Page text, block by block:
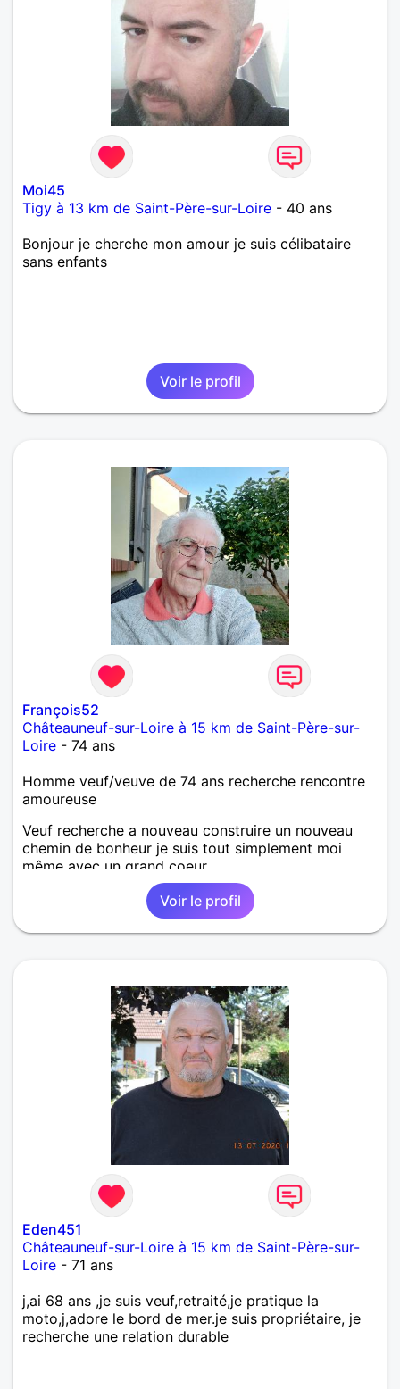
Moi45
Tigy à 13 km de Saint-Père-sur-Loire - 40 ans
Bonjour je cherche mon amour je suis célibataire
sans enfants
Voir le profil
François52
Châteauneuf-sur-Loire à 15 km de Saint-Père-sur-
Loire - 74 ans
Homme veuf/veuve de 74 ans recherche rencontre
amoureuse
Veuf recherche a nouveau construire un nouveau
chemin de bonheur je suis tout simplement moi
même avec un grand coeur
Voir le profil
Eden451
Châteauneuf-sur-Loire à 15 km de Saint-Père-sur-
Loire - 71 ans
j,ai 68 ans ,je suis veuf,retraité,je pratique la
moto,j,adore le bord de mer.je suis propriétaire, je
recherche une relation durable